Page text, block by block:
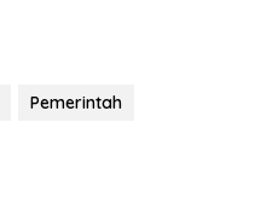
Pemerintah